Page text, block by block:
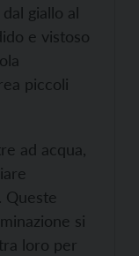
giallo al
e vistoso
piccoli
ad acqua,
si
loro per